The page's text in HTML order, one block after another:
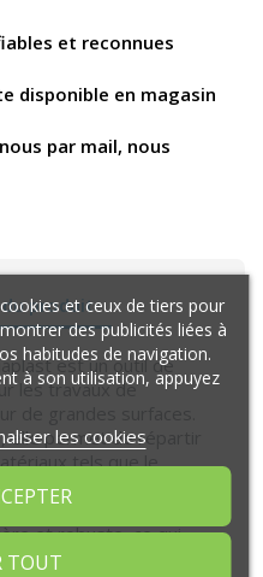
et reconnues
disponible en magasin
par mail, nous
produit
est un outil de
les travaux de
de grandes surfaces.
elle permet de répartir
tels que le
ainsi une
en aluminium,
et robuste, ce qui
et une longue
et ceux de tiers pour
des publicités liées à
habitudes de navigation.
à son utilisation, appuyez
les cookies
TOUT